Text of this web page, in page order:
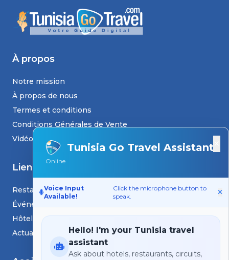
Tunisia Go Travel Assistant
Online
Voice Input
Available!
Click the microphone button to
speak.
Hello! I'm your Tunisia travel
assistant
Ask about hotels, restaurants, circuits,
À propos
Notre mission
À propos de nous
Termes et conditions
Conditions Générales de Vente
Vidéos
Liens
Restaurants
Événements
Hôtels
Actualités et blogs